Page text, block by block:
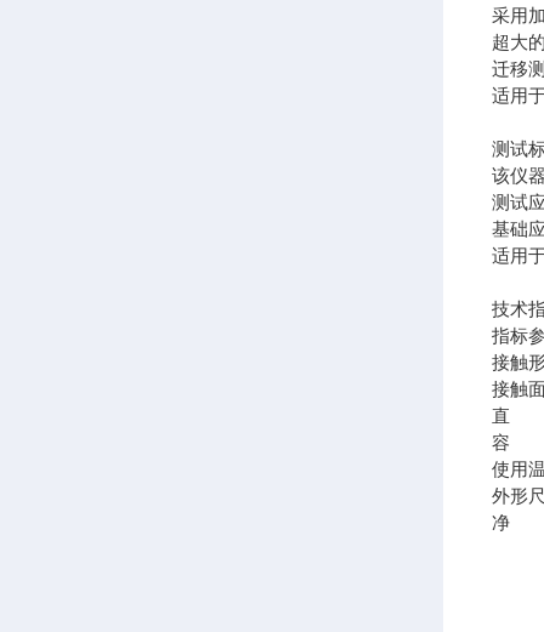
采用
超大
迁移
适用
测试
该仪
测试
基础
适用
技术
指标
接触
接触
直
容
使用
外形
净